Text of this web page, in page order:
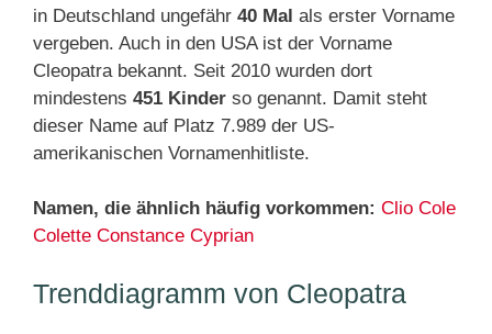
in Deutschland ungefähr 40 Mal als erster Vorname
vergeben. Auch in den USA ist der Vorname
Cleopatra bekannt. Seit 2010 wurden dort
mindestens 451 Kinder so genannt. Damit steht
dieser Name auf Platz 7.989 der US-
amerikanischen Vornamenhitliste.
Namen, die ähnlich häufig vorkommen: Clio Cole
Colette Constance Cyprian
Trenddiagramm von Cleopatra